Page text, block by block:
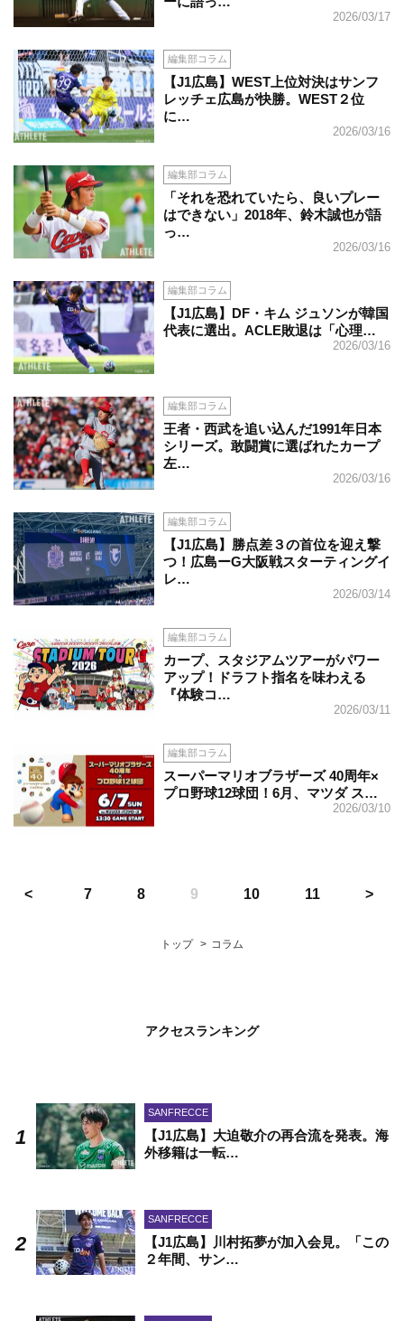
2026/03/17
編集部コラム
【J1広島】WEST上位対決はサンフ
レッチェ広島が快勝。WEST２位
に…
2026/03/16
編集部コラム
「それを恐れていたら、良いプレー
はできない」2018年、鈴木誠也が語
っ…
2026/03/16
編集部コラム
【J1広島】DF・キム ジュソンが韓国
代表に選出。ACLE敗退は「心理…
2026/03/16
編集部コラム
王者・西武を追い込んだ1991年日本
シリーズ。敢闘賞に選ばれたカープ
左…
2026/03/16
編集部コラム
【J1広島】勝点差３の首位を迎え撃
つ！広島ーG大阪戦スターティングイ
レ…
2026/03/14
編集部コラム
カープ、スタジアムツアーがパワー
アップ！ドラフト指名を味わえる
『体験コ…
2026/03/11
編集部コラム
スーパーマリオブラザーズ 40周年×
プロ野球12球団！6月、マツダ ス…
2026/03/10
7 8 9 10 11
トップ コラム
アクセスランキング
SANFRECCE
【J1広島】大迫敬介の再合流を発表。海
外移籍は一転…
SANFRECCE
【J1広島】川村拓夢が加入会見。「この
２年間、サン…